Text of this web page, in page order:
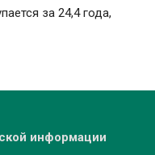
за 24,4 года,
информации